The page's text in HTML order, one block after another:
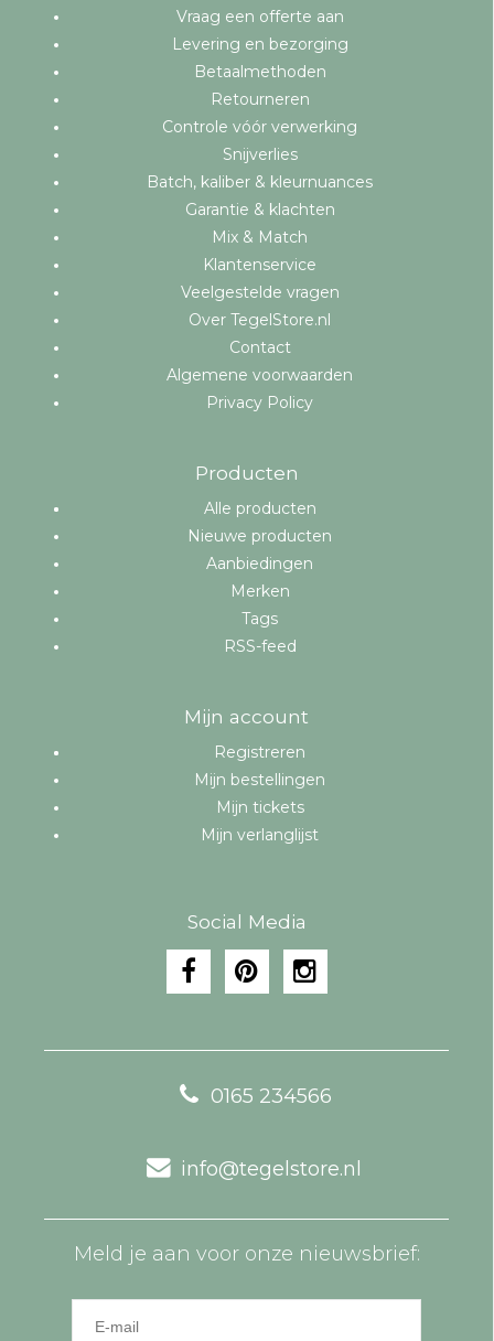
Vraag een offerte aan
Levering en bezorging
Betaalmethoden
Retourneren
Controle vóór verwerking
Snijverlies
Batch, kaliber & kleurnuances
Garantie & klachten
Mix & Match
Klantenservice
Veelgestelde vragen
Over TegelStore.nl
Contact
Algemene voorwaarden
Privacy Policy
Producten
Alle producten
Nieuwe producten
Aanbiedingen
Merken
Tags
RSS-feed
Mijn account
Registreren
Mijn bestellingen
Mijn tickets
Mijn verlanglijst
Social Media
0165 234566
info@tegelstore.nl
Meld je aan voor onze nieuwsbrief: